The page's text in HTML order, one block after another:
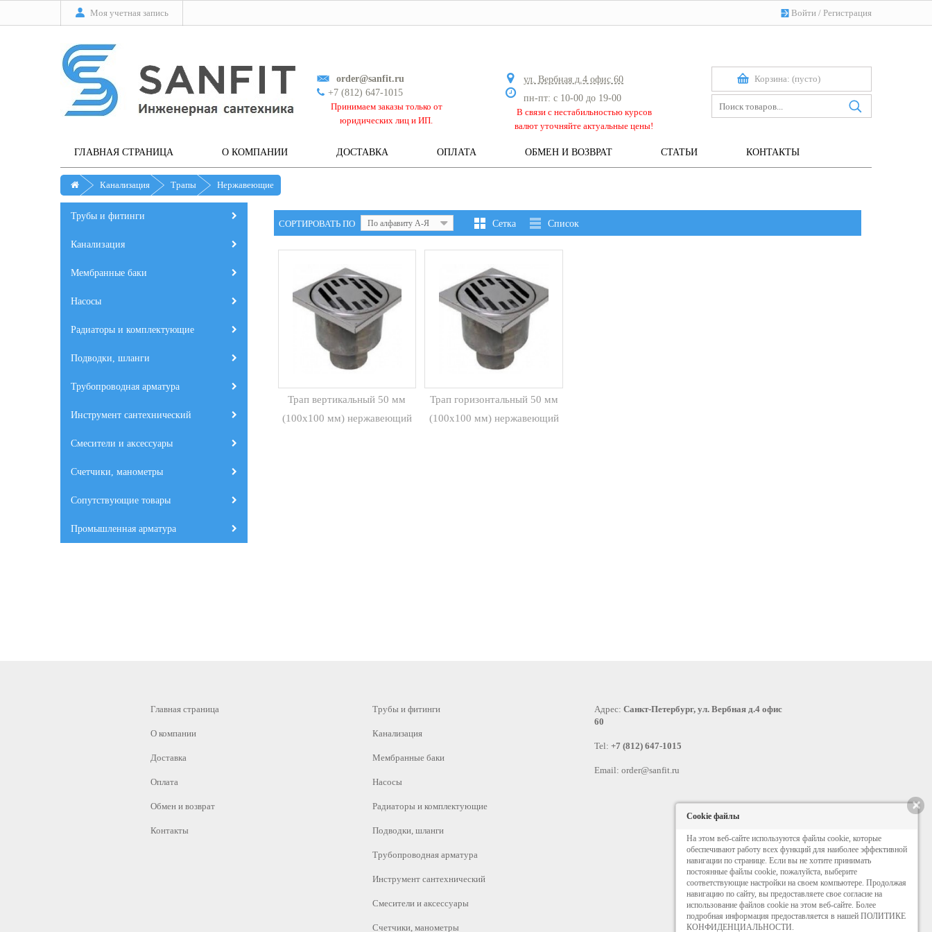
Моя учетная запись Войти / Регистрация
Корзина: (пусто)
order@sanfit.ru
+7 (812) 647-1015
Принимаем заказы только от
юридических лиц и ИП.
ул. Вербная д.4 офис 60
пн-пт: с 10-00 до 19-00
В связи с нестабильностью курсов
валют уточняйте актуальные цены!
ГЛАВНАЯ СТРАНИЦА О КОМПАНИИ ДОСТАВКА ОПЛАТА ОБМЕН И ВОЗВРАТ СТАТЬИ КОНТАКТЫ
Канализация Трапы Нержавеющие
СОРТИРОВАТЬ ПО По алфавиту А-Я Сетка Список
Трап вертикальный 50 мм
(100х100 мм) нержавеющий
Трап горизонтальный 50 мм
(100х100 мм) нержавеющий
Трубы и фитинги
Канализация
Мембранные баки
Насосы
Радиаторы и комплектующие
Подводки, шланги
Трубопроводная арматура
Инструмент сантехнический
Смесители и аксессуары
Счетчики, манометры
Сопутствующие товары
Промышленная арматура
Главная страница
О компании
Доставка
Оплата
Обмен и возврат
Контакты
Трубы и фитинги
Канализация
Мембранные баки
Насосы
Радиаторы и комплектующие
Подводки, шланги
Трубопроводная арматура
Инструмент сантехнический
Смесители и аксессуары
Счетчики, манометры
Адрес: Санкт-Петербург, ул. Вербная д.4 офис
60
Tel: +7 (812) 647-1015
Email: order@sanfit.ru
×
Cookie файлы
На этом веб-сайте используются файлы cookie, которые
обеспечивают работу всех функций для наиболее эффективной
навигации по странице. Если вы не хотите принимать
постоянные файлы cookie, пожалуйста, выберите
соответствующие настройки на своем компьютере. Продолжая
навигацию по сайту, вы предоставляете свое согласие на
использование файлов cookie на этом веб-сайте. Более
подробная информация предоставляется в нашей ПОЛИТИКЕ
КОНФИДЕНЦИАЛЬНОСТИ.